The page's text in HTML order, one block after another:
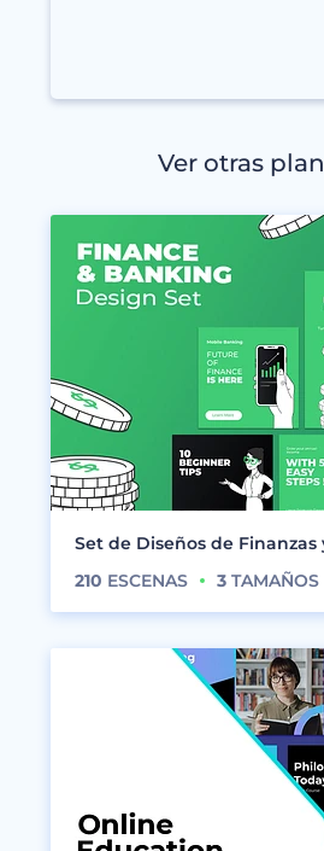
Ver otras
Set de Diseños de Finanzas
210 ESCENAS 3 TAMAÑOS